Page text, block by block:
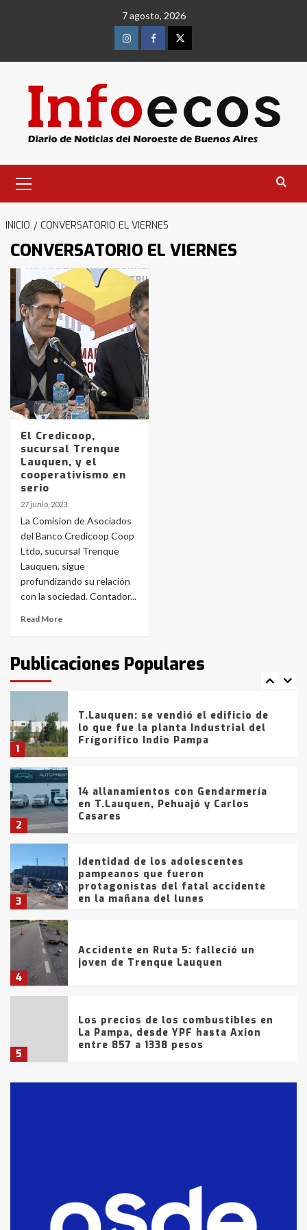
7 agosto, 2026
InstagramFacebookTwitter
primario
INICIO CONVERSATORIO EL VIERNES
CONVERSATORIO EL VIERNES
El Credicoop,
sucursal Trenque
Lauquen, y el
cooperativismo en
serio
27 junio, 2023
La Comision de Asociados
del Banco Credicoop Coop
Ltdo, sucursal Trenque
Lauquen, sigue
profundizando su relación
con la sociedad. Contador...
Read More
Publicaciones Populares
Identidad de los adolescentes
pampeanos que fueron
protagonistas del fatal accidente
en la mañana del lunes
4
Accidente en Ruta 5: falleció un
5
6
La Bolsa de Cereales de Bahía
Blanca anticipa que Agosto vendrá
con lluvias y heladas, en gran parte
de la provincia
fueron detenidos por
comercialización de drogas en la
tarde del sábado
1
T.Lauquen: se vendió el edificio de
lo que fue la planta Industrial del
Frígorífico Indio Pampa
2
14 allanamientos con Gendarmería
en T.Lauquen, Pehuajó y Carlos
Casares
3
Identidad de los adolescentes
pampeanos que fueron
protagonistas del fatal accidente
en la mañana del lunes
4
Accidente en Ruta 5: falleció un
joven de Trenque Lauquen
5
Los precios de los combustibles en
La Pampa, desde YPF hasta Axion
entre 857 a 1338 pesos
fueron detenidos por
comercialización de drogas en la
tarde del sábado